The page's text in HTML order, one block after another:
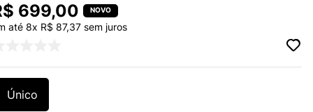
699,00
até8x R$ 87,37 sem juros
Único
VANS ULTRARANGE